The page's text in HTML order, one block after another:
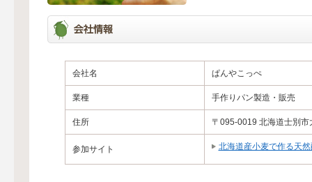
会社名 ぱんやこっぺ
業種 手作りパン製造・販売
住所 〒095-0019 北海道士別
参加サイト 北海道産小麦で作る天